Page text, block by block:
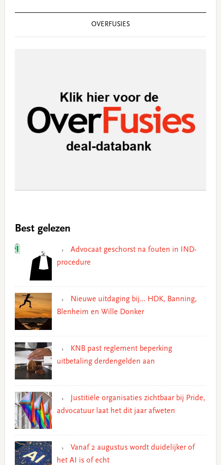
OVERFUSIES
Best gelezen
Advocaat geschorst na fouten in IND-
procedure
Nieuwe uitdaging bij… HDK, Banning,
Blenheim en Wille Donker
KNB past reglement beperking
uitbetaling derdengelden aan
Justitiële organisaties zichtbaar bij Pride,
advocatuur laat het dit jaar afweten
Vanaf 2 augustus wordt duidelijker of
het AI is of echt